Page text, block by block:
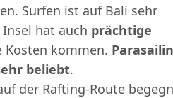
Surfen ist auf Bali sehr
hat auch prächtige
Kosten kommen.
beliebt.
der Rafting-Route